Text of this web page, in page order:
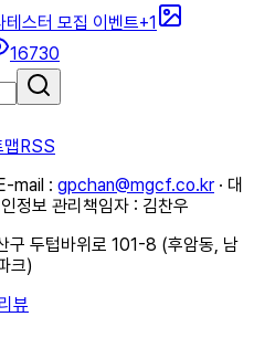
스터 모집 이벤트+1
16730
RSS
mail : gpchan@mgcf.co.kr · 대
정보 관리책임자 : 김찬우
구 두텁바위로 101-8 (후암동, 남
크)
뷰